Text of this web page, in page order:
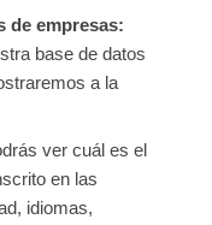
de empresas:
base de datos
a la
ver cuál es el
en las
idiomas,